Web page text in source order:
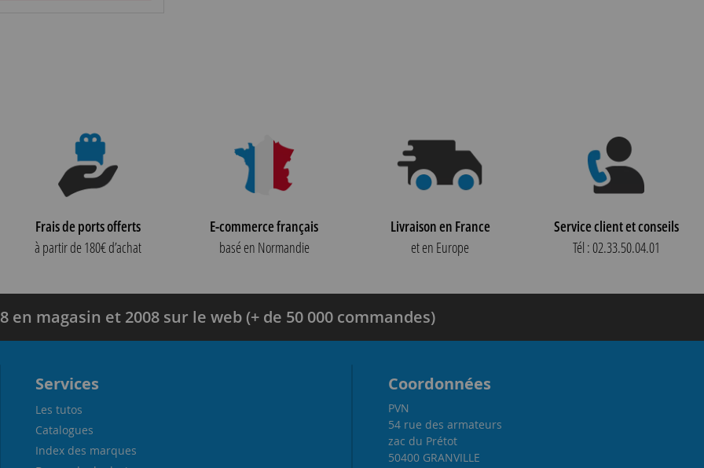
Frais de ports offerts
à partir de 180€ d’achat
E-commerce français
basé en Normandie
Livraison en France
et en Europe
Service client et conseils
Tél : 02.33.50.04.01
en magasin et 2008 sur le web (+ de 50 000 commandes)
Services
Les tutos
Catalogues
Index des marques
Coordonnées
PVN
54 rue des armateurs
zac du Prétot
50400 GRANVILLE